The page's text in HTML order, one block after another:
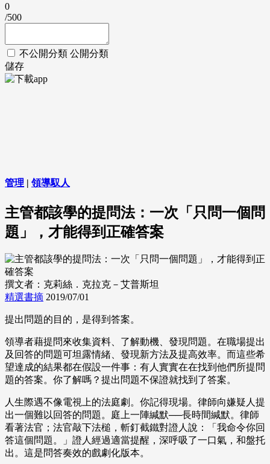
0
/500
不公開分類 公開分類
儲存
管理 | 領導馭人
主管都該學的提問法：一次「只問一個問
題」，才能得到正確答案
撰文者：克莉絲．克拉克－艾普斯坦
精選書摘 2019/07/01
提出問題的目的，是得到答案。
領導者藉提問來收集資料、了解動機、發現問題。在職場提出
及回答的問題可坦露情緒、發現新方法及提高效率。而這些希
望達成的結果都在假設一件事：有人實實在在找到他們所提問
題的答案。你了解嗎？提出問題不保證就找到了答案。
人生際遇不像電視上的法庭劇。你記得現場。律師向嫌疑人提
出一個難以回答的問題。庭上一陣緘默──長時間緘默。律師
看著法官；法官敲下法槌，斬釘截鐵對證人說：「我命令你回
答這個問題。」證人經過適當提醒，深呼吸了一口氣，和盤托
出。這是問答奏效的戲劇化版本。